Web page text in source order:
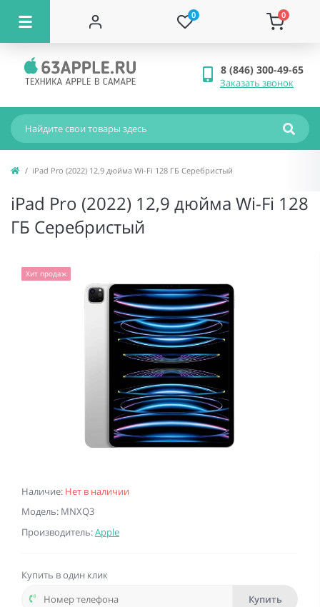
0 0
8 (846) 300-49-65
Заказать звонок
iPad Pro (2022) 12,9 дюйма Wi-Fi 128 ГБ Серебристый
iPad Pro (2022) 12,9 дюйма Wi-Fi 128
ГБ Серебристый
Наличие: Нет в наличии
Модель: MNXQ3
Производитель:Apple
Хит продаж
Купить в один клик
Купить